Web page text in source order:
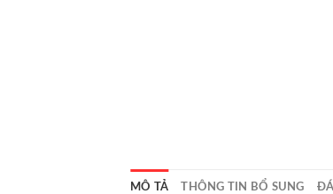
MÔ TẢ THÔNG TIN BỔ SUNG